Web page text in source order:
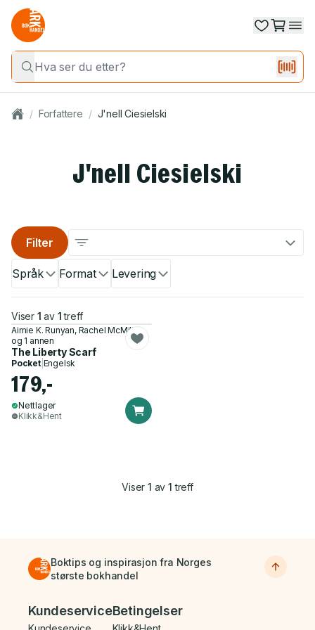
/ Forfattere / J'nell Ciesielski
J'nell Ciesielski
Språk Format Levering
Filter
Viser 1 av 1 treff
Aimie K. Runyan, Rachel McMillan
og 1 annen
The Liberty Scarf
Pocket| Engelsk
179,-
Nettlager
Klikk&Hent
Viser1 av 1 treff
Boktips og inspirasjon fra Norges
største bokhandel
Bunnmeny
KundeserviceBetingelser